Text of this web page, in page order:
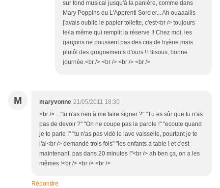
sur fond musical jusqu'à la panière, comme dans
Mary Poppins ou L'Apprenti Sorcier... Ah ouaaaiiis
j'avais oublié le papier toilette, c'est<br /> toujours
le/la même qui remplit la réserve !! Chez moi, les
garçons ne poussent pas des cris de hyène mais
plutôt des grognements d'ours !! Bisous, bonne
journée.<br /> <br /> <br /> <br />
M maryvonne 21/05/2011 18:30
<br /> ..."tu n'as rien à me faire signer ?" "Tu es sûr que tu n'as
pas de devoir ?" "On ne coupe pas la parole !" "ecoute quand
je te parle !" "tu n'as pas vidé le lave vaisselle, pourtant je te
l'ai<br /> demandé trois fois" "les enfants à table ! et c'est
maintenant, pas dans 20 minutes !"<br /> ah ben ça, on a les
mêmes !<br /> <br /> <br />
Répondre